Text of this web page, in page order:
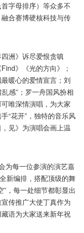
字母排序）等众多不
合赛博硬核科技与传
洲》诉尽爱恨贪嗔
》《光的方向》；
暖心的爱情宣言；刘
感”；罗一舟国风扮相
唯深情演唱，为大家
“花开”，独特的音乐风
见》为演唱会画上温
每一位参演的演艺嘉
新编排，搭配顶级的舞
，每一处细节都彰显出
传推广大使丁真作为
语为大家送来新年祝